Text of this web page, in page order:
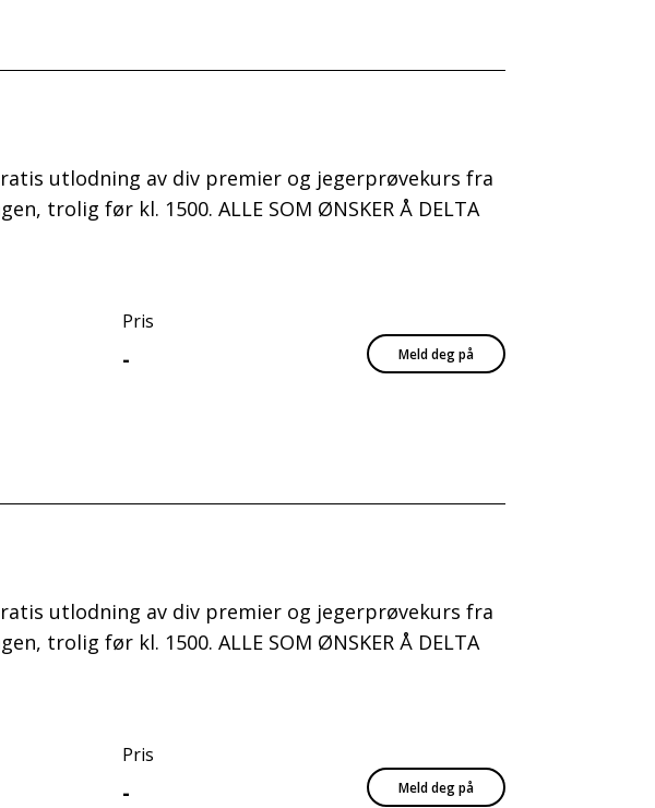
utlodning av div premier og jegerprøvekurs fra
trolig før kl. 1500. ALLE SOM ØNSKER Å DELTA
Pris
- Meld deg på
utlodning av div premier og jegerprøvekurs fra
trolig før kl. 1500. ALLE SOM ØNSKER Å DELTA
Pris
- Meld deg på